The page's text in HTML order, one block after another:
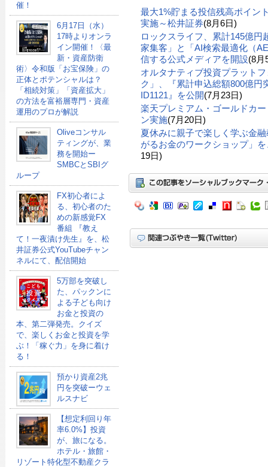
催！
6月17日（水）
17時よりオンラ
イン開催！〈最
新・資産防衛
術〉令和版「お宝保険」の
正体とポテンシャルは？
「相続対策」「資産拡大」
の方法を富裕層専門・資産
運用のプロが解説
Oliveコンサル
ティングが、業
務を開始ー
SMBCとSBIグ
ループ
FX初心者によ
る、初心者のた
めの新感覚FX
番組 『教え
て！一夜漬け先生』を、松
井証券公式YouTubeチャン
ネルにて、配信開始
5万部を突破し
た、パックンに
よる子ども向け
お金と投資の
本、第二弾発売。クイズ
で、楽しくお金と投資を学
ぶ！「稼ぐ力」を身に着け
る！
預かり資産2兆
円を突破ーウェ
ルスナビ
【想定利回り年
率6.0%】投資
が、旅になる。
ホテル・旅館・
リゾート特化型不動産クラ
最大1%貯まる投信残高ポイン
実施～松井証券(8月6日)
ロックスライフ、累計145億円
家集客」と「AI検索最適化（
信する公式メディアを開設(8月
オルタナティブ投資プラット
ク」、『累計申込総額800億円
ID1121』を公開(7月23日)
楽天プレミアム・ゴールドカ
ン実施(7月20日)
夏休みに親子で楽しく学ぶ金
がるお金のワークショップ」
19日)